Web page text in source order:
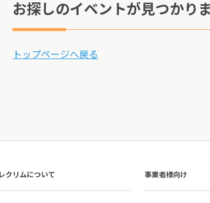
お探しのイベントが見つかり
トップページへ戻る
レクリムについて 事業者様向け